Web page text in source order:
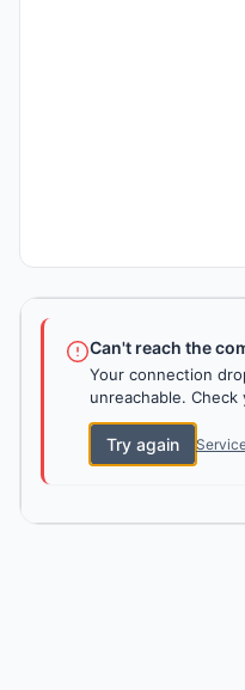
Can't reach the
Your connection
unreachable.
Try again